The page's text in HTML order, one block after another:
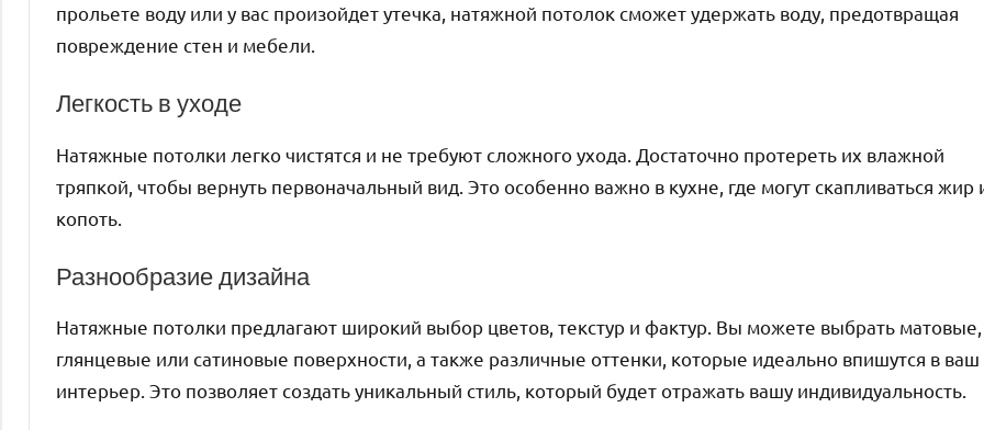
прольете воду или у вас произойдет утечка, натяжной потолок сможет удержать воду, предотвращая
повреждение стен и мебели.
Легкость в уходе
Натяжные потолки легко чистятся и не требуют сложного ухода. Достаточно протереть их влажной
тряпкой, чтобы вернуть первоначальный вид. Это особенно важно в кухне, где могут скапливаться жир
копоть.
Разнообразие дизайна
Натяжные потолки предлагают широкий выбор цветов, текстур и фактур. Вы можете выбрать матовые,
глянцевые или сатиновые поверхности, а также различные оттенки, которые идеально впишутся в ваш
интерьер. Это позволяет создать уникальный стиль, который будет отражать вашу индивидуальность.